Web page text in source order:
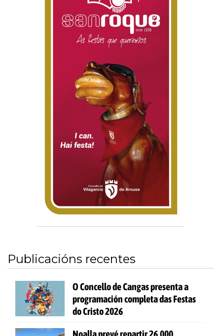
Publicacións recentes
O Concello de Cangas presenta a
programación completa das Festas
do Cristo 2026